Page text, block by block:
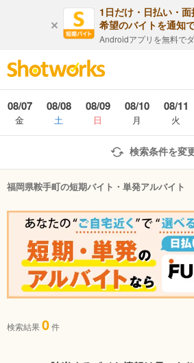
1日だけ・日払い・面
希望のバイトを通知
Androidアプリを無料で
08/07
金
08/08
土
08/09
日
08/10
月
08/11
火
検索条件を変
福岡県鞍手町の短期バイト・単発アルバイト
検索結果0件